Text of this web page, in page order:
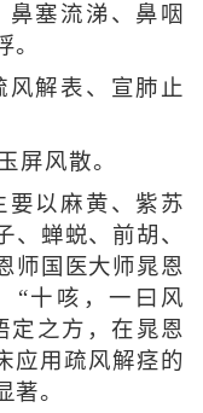
塞流涕、鼻咽
。
解表、宣肺止
屏风散。
以麻黄、紫苏
、蝉蜕、前胡、
师国医大师晁恩
“十咳，一曰风
定之方，在晁恩
应用疏风解痉的
著。